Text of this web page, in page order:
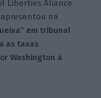
Liberties Aliance
apresentou na
em tribunal
as taxas
Washington à